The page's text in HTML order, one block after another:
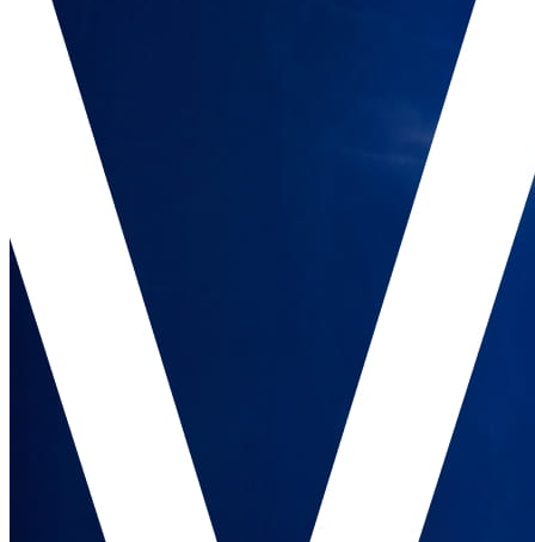
Square Handheld
Square Reader
Accesoris
Equips i paquets
Hardware
Recursos
Centre d'aplicacions
Blog
Opinions d'altres negocis
Registre de funcions